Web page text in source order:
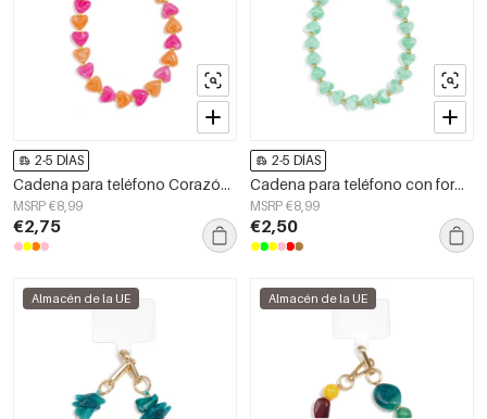
2-5 DÍAS
Cadena para teléfono Corazón Dulce Acrílico Accesorios Diarios
MSRP €8,99
€2,75
2-5 DÍAS
Cadena para teléfono con forma de corazón, de acrílico, estilo casual, para uso diario.
MSRP €8,99
€2,50
Almacén de la UE Almacén de la UE